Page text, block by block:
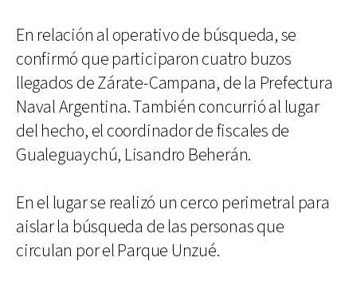
En relación al operativo de búsqueda, se
confirmó que participaron cuatro buzos
llegados de Zárate-Campana, de la Prefectura
Naval Argentina. También concurrió al lugar
del hecho, el coordinador de fiscales de
Gualeguaychú, Lisandro Beherán.
En el lugar se realizó un cerco perimetral para
aislar la búsqueda de las personas que
circulan por el Parque Unzué.